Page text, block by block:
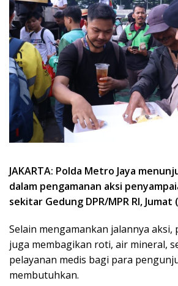
JAKARTA: Polda Metro Jaya
dalam pengamanan aksi
sekitar Gedung DPR/MPR RI, Jumat
Selain mengamankan jalannya
juga membagikan roti, air mineral,
pelayanan medis bagi para
membutuhkan.